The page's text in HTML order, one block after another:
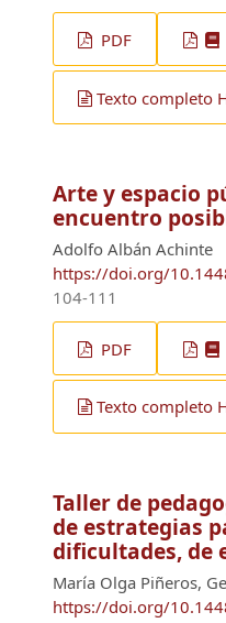
PDF
Texto completo
Arte y espacio
encuentro
Adolfo Albán Achinte
https://doi.org/
104-111
PDF
Texto completo
Taller de
de estrategias
dificultades, de
María Olga Piñeros,
https://doi.org/